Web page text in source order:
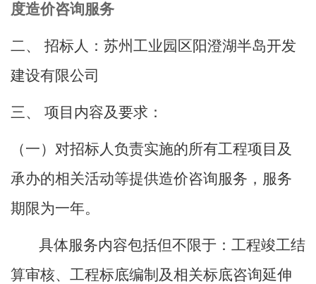
度造价咨询服务
二、
招标人：苏州工业园区阳澄湖半岛开发
建设有限公司
三、 项目内容及要求：
（一）对招标人负责实施的所有工程项目及
承办的相关活动等提供造价咨询服务，服务
期限为一年。
具体服务内容包括但不限于：工程竣工结
算审核、工程标底编制及相关标底咨询延伸